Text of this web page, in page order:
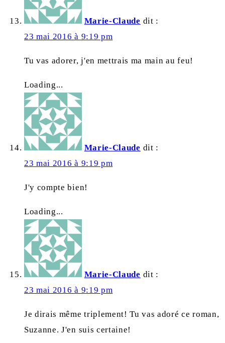
Marie-Claude dit :
23 mai 2016 à 9:19 pm
Tu vas adorer, j'en mettrais ma main au feu!
Loading...
Marie-Claude dit :
23 mai 2016 à 9:19 pm
J'y compte bien!
Loading...
Marie-Claude dit :
23 mai 2016 à 9:19 pm
Je dirais même triplement! Tu vas adoré ce roman,
Suzanne. J'en suis certaine!